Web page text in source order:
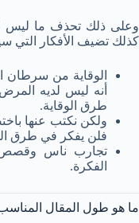
وعلى ذلك تحذف ما ليس
كذلك تضيف الأفكار التي
الوقاية من سرطان
أنه ليس لديه
طرق الوقاية.
ولكن نكتب عنها
فلن يفكر في طرق
تجارب ناس وقصص
الفكرة.
ما هو طول المقال